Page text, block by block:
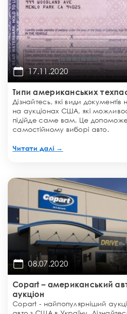
17.11.2020
Типи американських
Дізнайтесь, які види документів
на аукціонах США, які
підійде саме вам. Це
самостійному виборі авто.
Читати далі →
08.07.2020
Copart – американський
аукціон
Copart - найпопулярніший